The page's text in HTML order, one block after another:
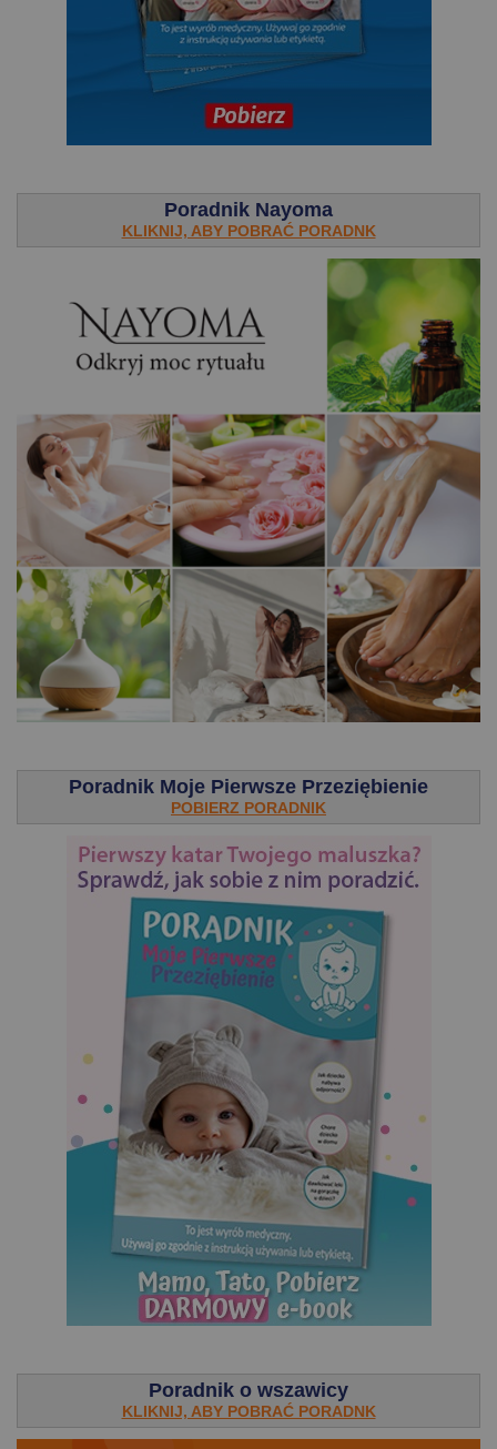
Poradnik Nayoma
KLIKNIJ, ABY POBRAĆ PORADNK
Poradnik Moje Pierwsze Przeziębienie
POBIERZ PORADNIK
Poradnik o wszawicy
KLIKNIJ, ABY POBRAĆ PORADNK